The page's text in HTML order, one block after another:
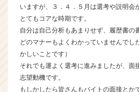
ア
キ
リ
ア
h
e
いますが、３．４．５月は選考や説明会
とてもコアな時期です。
自分は自己分析もあまりせず、履歴書の
どのマナーもよくわかっていませんで
かしいことです）
それでも運よく選考に進みましたが、面
志望動機です。
もしかしたら皆さんもバイトの面接とか